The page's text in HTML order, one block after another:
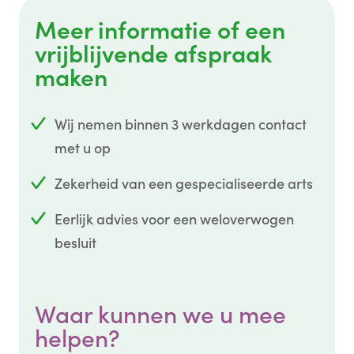
Meer informatie of een
vrijblijvende afspraak
maken
Wij nemen binnen 3 werkdagen contact
met u op
Zekerheid van een gespecialiseerde arts
Eerlijk advies voor een weloverwogen
besluit
Waar kunnen we u mee
helpen?